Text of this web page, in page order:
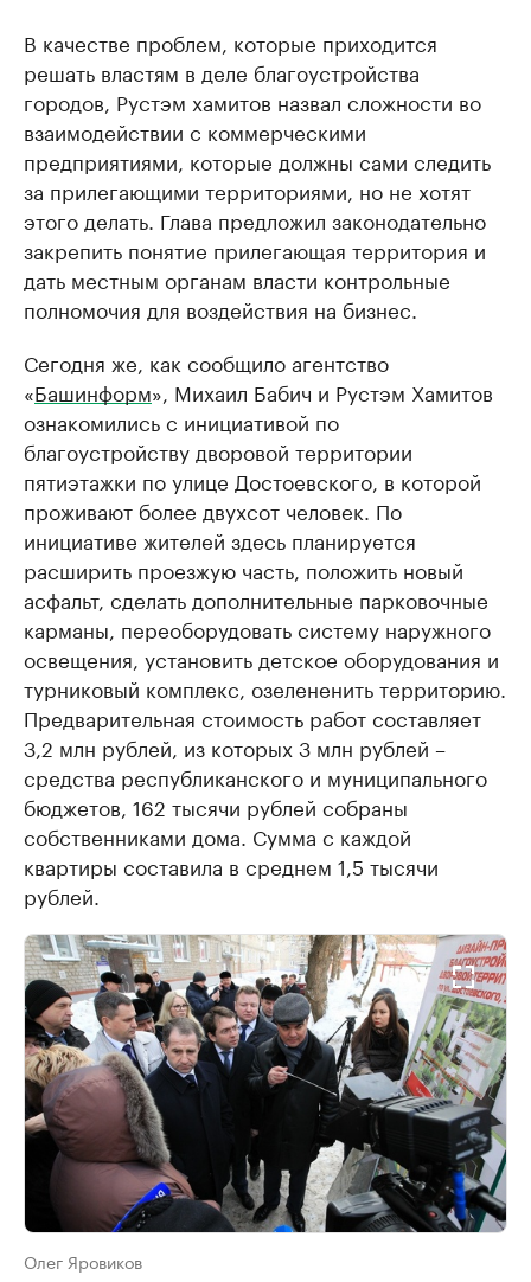
В качестве проблем, которые приходится
решать властям в деле благоустройства
городов, Рустэм хамитов назвал сложности во
взаимодействии с коммерческими
предприятиями, которые должны сами следить
за прилегающими территориями, но не хотят
этого делать. Глава предложил законодательно
закрепить понятие прилегающая территория и
дать местным органам власти контрольные
полномочия для воздействия на бизнес.
Сегодня же, как сообщило агентство
«Башинформ», Михаил Бабич и Рустэм Хамитов
ознакомились с инициативой по
благоустройству дворовой территории
пятиэтажки по улице Достоевского, в которой
проживают более двухсот человек. По
инициативе жителей здесь планируется
расширить проезжую часть, положить новый
асфальт, сделать дополнительные парковочные
карманы, переоборудовать систему наружного
освещения, установить детское оборудования и
турниковый комплекс, озелененить территорию.
Предварительная стоимость работ составляет
3,2 млн рублей, из которых 3 млн рублей –
средства республиканского и муниципального
бюджетов, 162 тысячи рублей собраны
собственниками дома. Сумма с каждой
квартиры составила в среднем 1,5 тысячи
рублей.
Олег Яровиков